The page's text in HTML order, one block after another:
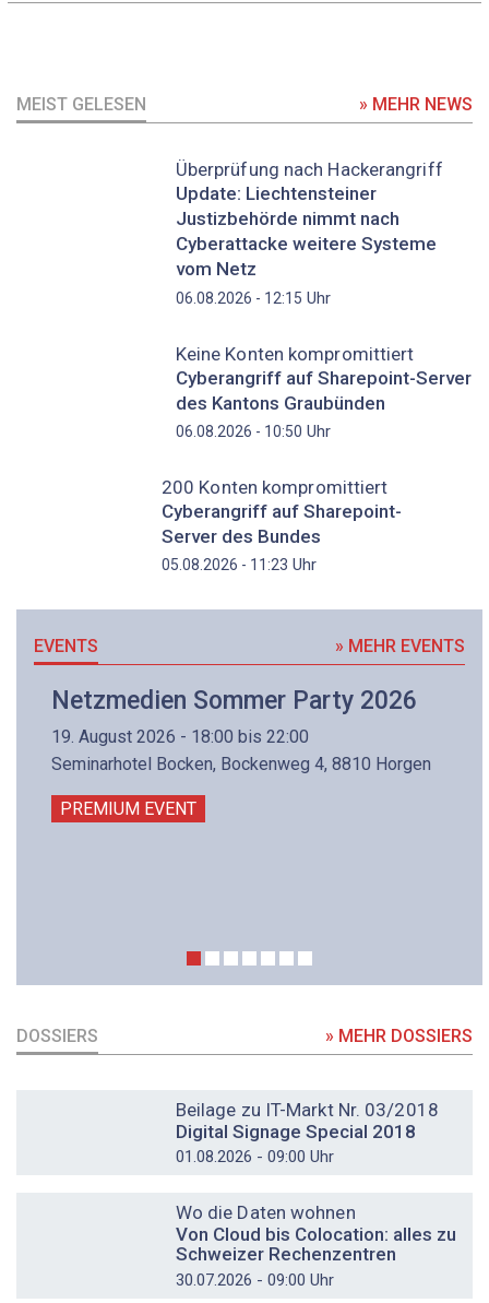
MEIST GELESEN » MEHR NEWS
Überprüfung nach Hackerangriff
Update: Liechtensteiner
Justizbehörde nimmt nach
Cyberattacke weitere Systeme
vom Netz
06.08.2026 - 12:15 Uhr
Keine Konten kompromittiert
Cyberangriff auf Sharepoint-Server
des Kantons Graubünden
06.08.2026 - 10:50 Uhr
200 Konten kompromittiert
Cyberangriff auf Sharepoint-
Server des Bundes
05.08.2026 - 11:23 Uhr
EVENTS » MEHR EVENTS
Netzmedien Sommer Party 2026
19. August 2026 - 18:00 bis 22:00
Seminarhotel Bocken, Bockenweg 4, 8810 Horgen
PREMIUM EVENT
DOSSIERS » MEHR DOSSIERS
Beilage zu IT-Markt Nr. 03/2018
Digital Signage Special 2018
01.08.2026 - 09:00 Uhr
Wo die Daten wohnen
Von Cloud bis Colocation: alles zu
Schweizer Rechenzentren
30.07.2026 - 09:00 Uhr